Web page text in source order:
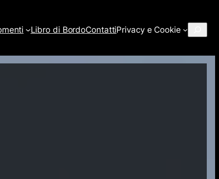
Libro di BordoContattiPrivacy e Cookie